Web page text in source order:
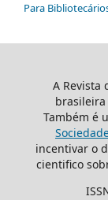
Para
A Revista
brasileira
Também é
incentivar o
cientifico